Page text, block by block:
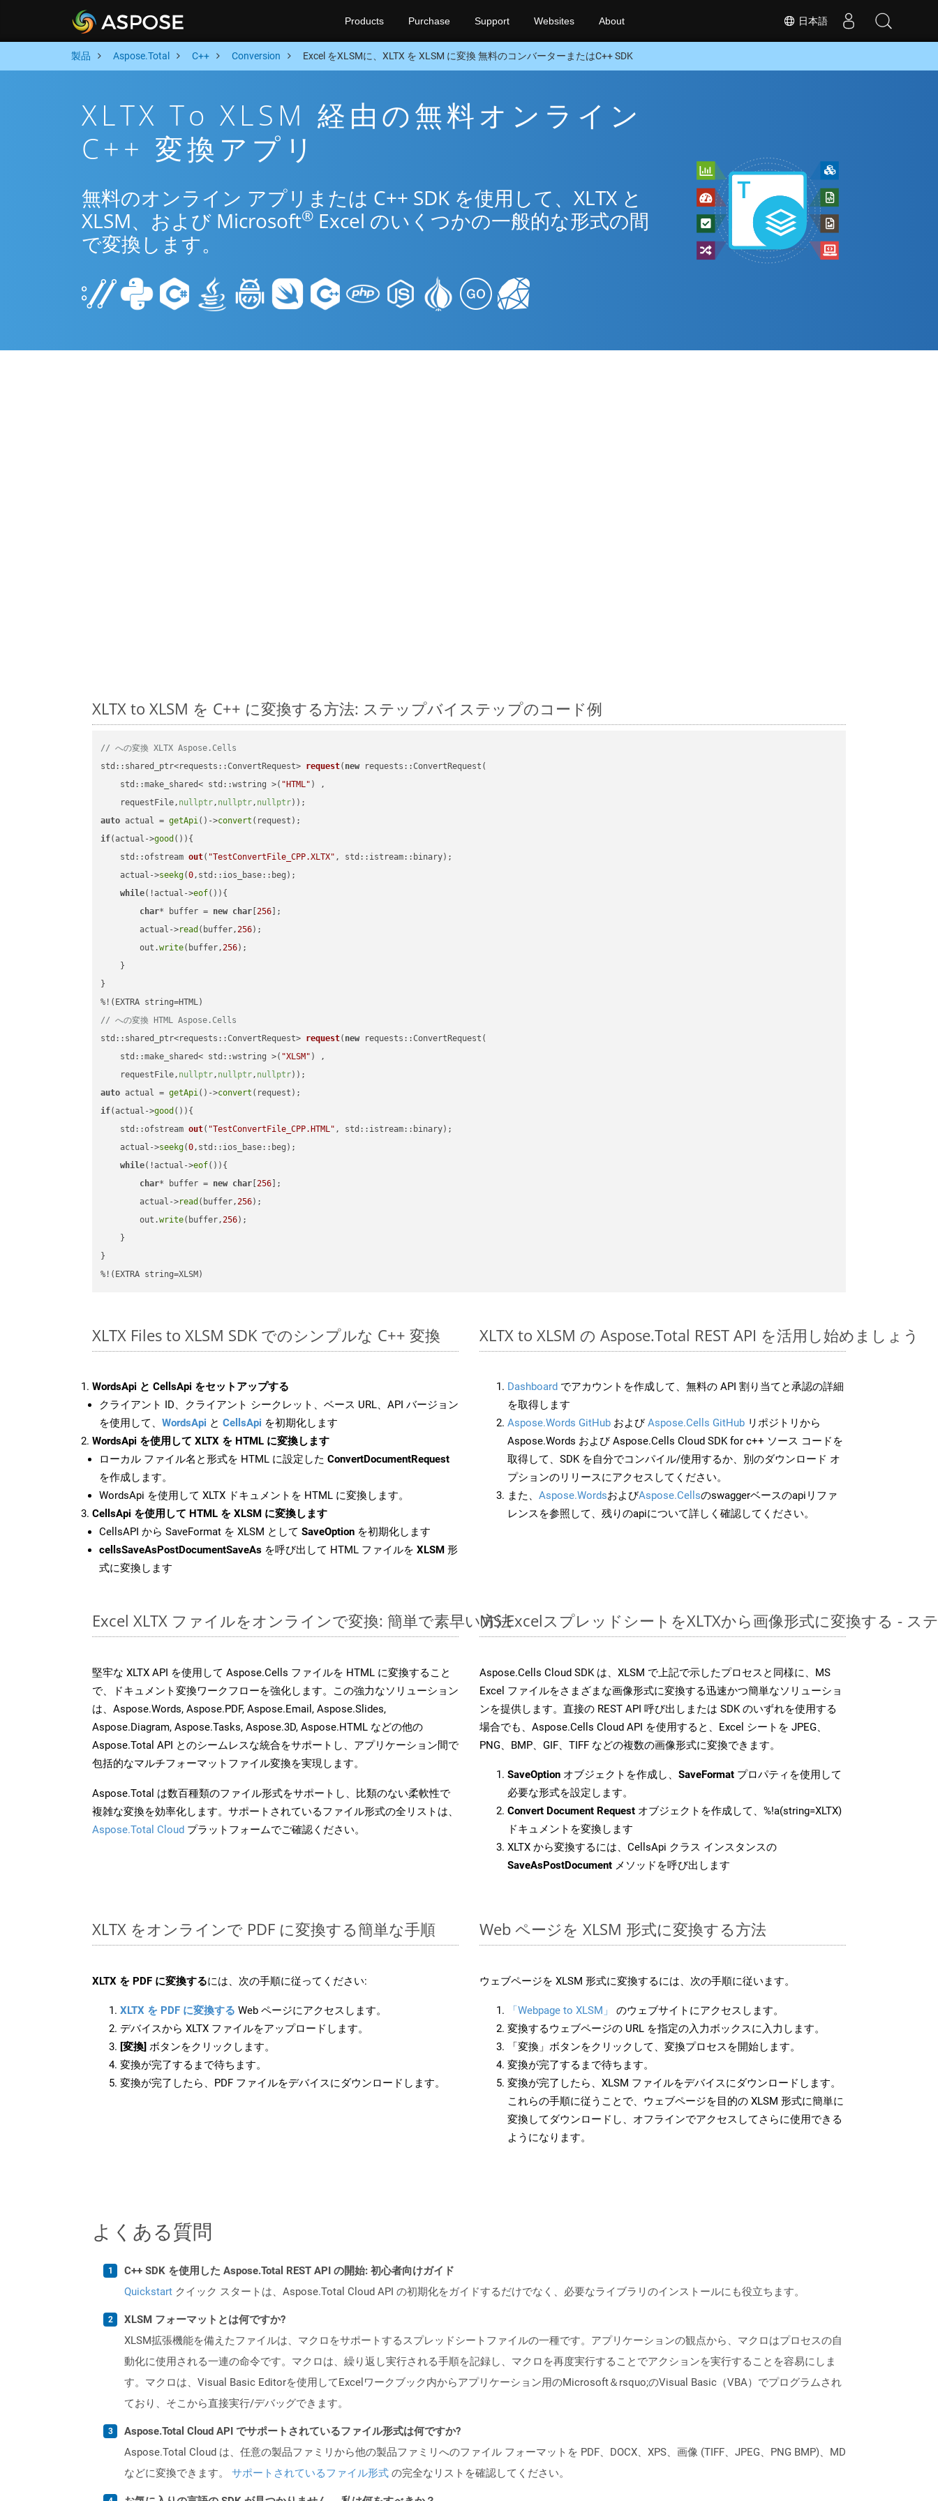
日本語
Products Purchase Support Websites About
製品 Aspose.Total C++ Conversion Excel をXLSMに、XLTX を XLSM に変換 無料のコンバーターまたはC++ SDK
XLTX To XLSM 経由の無料オンライン
C++ 変換アプリ
無料のオンライン アプリまたは C++ SDK を使用して、XLTX と
XLSM、および Microsoft® Excel のいくつかの一般的な形式の間
で変換します。
XLTX to XLSM を C++ に変換する方法: ステップバイステップのコード例
// への変換 XLTX Aspose.Cells
std::shared_ptr<requests::ConvertRequest> request( new requests::ConvertRequest(
    std::make_shared< std::wstring >(
"HTML" ) ,
    requestFile,
nullptr, nullptr, nullptr))
auto actual = getApi()->convert
if(actual->good ()){
std::ofstream out( "TestConvertFile_CPP.XLTX" , std::istream::binary) ;
    actual->
seekg(0,std::ios_base::beg);
while(!actual->eof()){
char* buffer = new char [256 ];
        actual->
read (buffer,256);
        out.
write(buffer,256);
    }
}
// への変換 HTML Aspose.Cells
std::shared_ptr<requests::ConvertRequest> request( new requests::ConvertRequest(
    std::make_shared< std::wstring >(
"XLSM" ) ,
    requestFile,
nullptr, nullptr, nullptr))
auto actual = getApi()->convert
if(actual->good ()){
std::ofstream out( "TestConvertFile_CPP.HTML" , std::istream::binary) ;
    actual->
seekg(0,std::ios_base::beg);
while(!actual->eof()){
char* buffer = new char [256 ];
        actual->
read (buffer,256);
        out.
write(buffer,256);
    }
}
%!(EXTRA string=XLSM)
XLTX Files to XLSM SDK でのシンプルな C++ 変換
WordsApi と CellsApi をセットアップする
クライアント ID、クライアント シークレット、ベース URL、API バージョン
を使用して、 WordsApi と CellsApi を初期化します
WordsApi を使用して XLTX を HTML に変換します
ローカル ファイル名と形式を HTML に設定した ConvertDocumentRequest
を作成します。
WordsApi を使用して XLTX ドキュメントを HTML に変換します。
CellsApi を使用して HTML を XLSM に変換します
CellsAPI から SaveFormat を XLSM として SaveOption を初期化します
cellsSaveAsPostDocumentSaveAs を呼び出して HTML ファイルを XLSM 形
式に変換します
XLTX to XLSM の Aspose.Total REST API を活用し始めましょう
Dashboard でアカウントを作成して、無料の API 割り当てと承認の詳細
を取得します
Aspose.Words GitHub およびAspose.Cells GitHub リポジトリから
Aspose.Words および Aspose.Cells Cloud SDK for c++ ソース コードを
取得して、SDK を自分でコンパイル/使用するか、別のダウンロード オ
プションのリリースにアクセスしてください。
また、 Aspose.WordsおよびAspose.Cellsのswaggerベースのapiリファ
レンスを参照して、残りのapiについて詳しく確認してください。
Excel XLTX ファイルをオンラインで変換: 簡単で素早い方法
堅牢な XLTX API を使用して Aspose.Cells ファイルを HTML に変換すること
で、ドキュメント変換ワークフローを強化します。この強力なソリューション
は、Aspose.Words, Aspose.PDF, Aspose.Email, Aspose.Slides,
Aspose.Diagram, Aspose.Tasks, Aspose.3D, Aspose.HTML などの他の
Aspose.Total API とのシームレスな統合をサポートし、アプリケーション間で
包括的なマルチフォーマットファイル変換を実現します。
Aspose.Total は数百種類のファイル形式をサポートし、比類のない柔軟性で
複雑な変換を効率化します。サポートされているファイル形式の全リストは、
Aspose.Total Cloud プラットフォームでご確認ください。
MS ExcelスプレッドシートをXLTXから画像形式に変換する - ス
Aspose.Cells Cloud SDK は、XLSM で上記で示したプロセスと同様に、MS
Excel ファイルをさまざまな画像形式に変換する迅速かつ簡単なソリューショ
ンを提供します。直接の REST API 呼び出しまたは SDK のいずれを使用する
場合でも、Aspose.Cells Cloud API を使用すると、Excel シートを JPEG、
PNG、BMP、GIF、TIFF などの複数の画像形式に変換できます。
SaveOption オブジェクトを作成し、 SaveFormat プロパティを使用して
必要な形式を設定します。
Convert Document Request オブジェクトを作成して、%!a(string=XLTX)
ドキュメントを変換します
XLTX から変換するには、CellsApi クラス インスタンスの
SaveAsPostDocument メソッドを呼び出します
XLTX をオンラインで PDF に変換する簡単な手順
XLTX を PDF に変換するには、次の手順に従ってください:
XLTX を PDF に変換する Web ページにアクセスします。
デバイスから XLTX ファイルをアップロードします。
[変換] ボタンをクリックします。
変換が完了するまで待ちます。
変換が完了したら、PDF ファイルをデバイスにダウンロードします。
Web ページを XLSM 形式に変換する方法
ウェブページを XLSM 形式に変換するには、次の手順に従います。
「Webpage to XLSM」
のウェブサイトにアクセスします。
変換するウェブページの URL を指定の入力ボックスに入力します。
「変換」ボタンをクリックして、変換プロセスを開始します。
変換が完了するまで待ちます。
変換が完了したら、XLSM ファイルをデバイスにダウンロードします。
これらの手順に従うことで、ウェブページを目的の XLSM 形式に簡単に
変換してダウンロードし、オフラインでアクセスしてさらに使用できる
ようになります。
よくある質問
C++ SDK を使用した Aspose.Total REST API の開始: 初心者向けガイド
Quickstart クイック スタートは、Aspose.Total Cloud API の初期化をガイドするだけでなく、必要なライブラリのインストールにも役立ちます。
XLSM フォーマットとは何ですか?
XLSM拡張機能を備えたファイルは、マクロをサポートするスプレッドシートファイルの一種です。アプリケーションの観点から、マクロはプロセスの自
動化に使用される一連の命令です。マクロは、繰り返し実行される手順を記録し、マクロを再度実行することでアクションを実行することを容易にしま
す。マクロは、Visual Basic Editorを使用してExcelワークブック内からアプリケーション用のMicrosoft＆rsquo;のVisual Basic（VBA）でプログラムされ
ており、そこから直接実行/デバッグできます。
Aspose.Total Cloud API でサポートされているファイル形式は何ですか?
Aspose.Total Cloud は、任意の製品ファミリから他の製品ファミリへのファイル フォーマットを PDF、DOCX、XPS、画像 (TIFF、JPEG、PNG BMP)、MD
などに変換できます。 サポートされているファイル形式 の完全なリストを確認してください。